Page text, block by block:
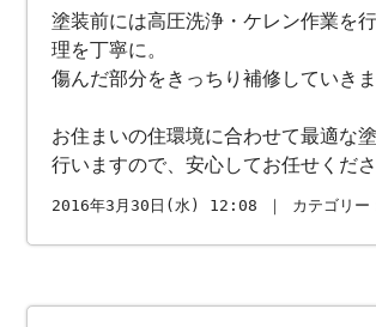
塗装前には高圧洗浄・ケレン作業を
理を丁寧に。
傷んだ部分をきっちり補修していきま
お住まいの住環境に合わせて最適な
行いますので、安心してお任せくださ
2016年3月30日(水) 12:08 ｜ カテゴリー